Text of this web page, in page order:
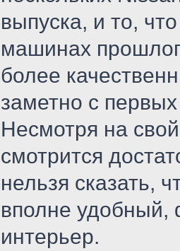
выпуска, и то,
машинах
более
заметно с
Несмотря на
смотрится
нельзя сказать,
вполне удобный,
интерьер.